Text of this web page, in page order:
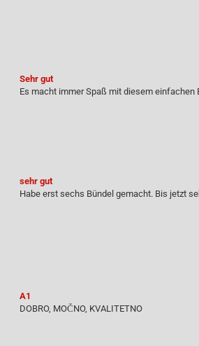
Sehr gut
Es macht immer Spaß mit diesem einfachen
sehr gut
Habe erst sechs Bündel gemacht. Bis jetzt
A1
DOBRO, MOČNO, KVALITETNO